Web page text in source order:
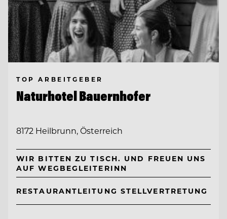
TOP ARBEITGEBER
Naturhotel Bauernhofer
8172 Heilbrunn, Österreich
WIR BITTEN ZU TISCH. UND FREUEN UNS
AUF WEGBEGLEITERINN
RESTAURANTLEITUNG STELLVERTRETUNG